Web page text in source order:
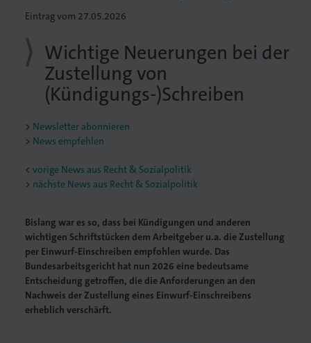
Eintrag vom 27.05.2026
Wichtige Neuerungen bei der
Zustellung von
(Kündigungs-)Schreiben
Newsletter abonnieren
News empfehlen
<vorige News aus Recht & Sozialpolitik
nächste News aus Recht & Sozialpolitik
Bislang war es so, dass bei Kündigungen und anderen
wichtigen Schriftstücken dem Arbeitgeber u.a. die Zustellung
per Einwurf-Einschreiben empfohlen wurde. Das
Bundesarbeitsgericht hat nun 2026 eine bedeutsame
Entscheidung getroffen, die die Anforderungen an den
Nachweis der Zustellung eines Einwurf-Einschreibens
erheblich verschärft.